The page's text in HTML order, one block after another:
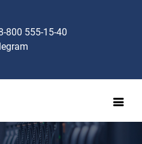
800 555-15-40